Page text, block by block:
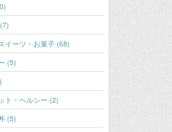
イーツ・お菓子 (68)
(5)
ト・ヘルシー (2)
(5)